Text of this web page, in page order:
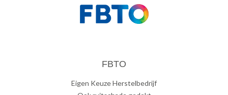
FBTO
Eigen Keuze Herstelbedrijf